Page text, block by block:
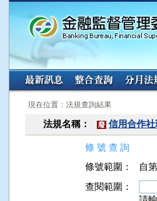
:::
現在位置：法規查詢結果
法規名稱： 廢 信用合作
條 號 查 詢
條號範圍：
自
查閱範圍：